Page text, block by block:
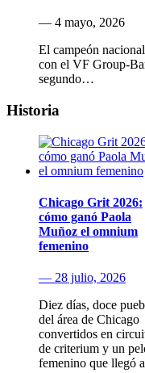
— 4 mayo, 2026
El campeón
con el VF Group-
segundo…
Historia
Chicago Grit 2026:
cómo ganó Paola
Muñoz el omnium
femenino
— 28 julio, 2026
Diez días, doce
del área de Chicago
convertidos en
de criterium y un
femenino que llegó